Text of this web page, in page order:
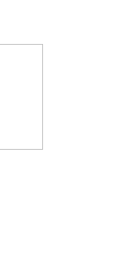
области на сайте